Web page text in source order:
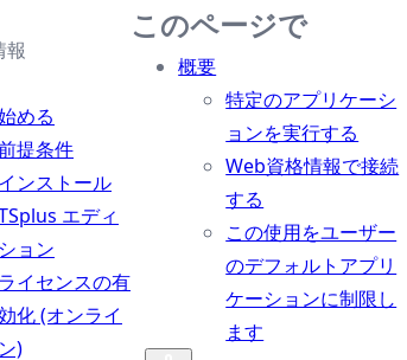
報
める
提条件
ンストール
エディ
ョン
イセンスの有
化 (オンライ
)
このページで
概要
特定のアプリケーシ
ョンを実行する
Web資格情報で接続
する
この使用をユーザー
のデフォルトアプリ
ケーションに制限し
ます